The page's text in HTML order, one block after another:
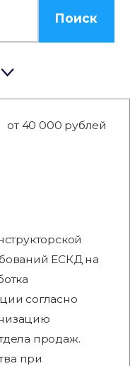
Поиск
от 40 000 рублей
ЕСКД на
согласно
продаж.
при